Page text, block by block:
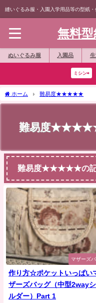
縫いぐるみ服・入園入学用品等の型紙
無料
ぬいぐるみ服 入園品
ミシン⇨
ホーム 難易度★★★★★
難易度
難易度★★★★★の記
マザーズ
作り方☆ポケットいっぱい
ザーズバッグ（中型2way
ルダー）Part 1